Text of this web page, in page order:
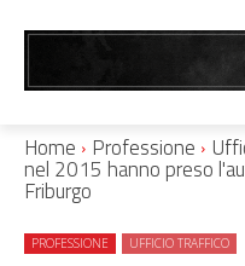
Home Professione
nel 2015 hanno preso
Friburgo
PROFESSIONE UFFICIO TRAFFICO